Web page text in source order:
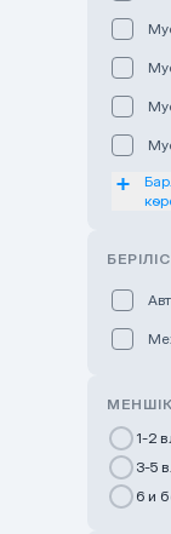
1-2
3-5
6 и